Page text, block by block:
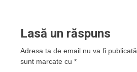
Lasă un răspuns
Adresa ta de email nu va fi publicată.
sunt marcate cu *